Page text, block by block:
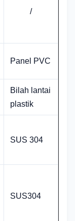
/
Panel PVC
Bilah lantai
plastik
SUS 304
SUS304